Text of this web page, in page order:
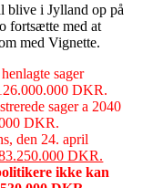
blive i Jylland op på
fortsættemed at
med Vignette.
sager
DKR.
sager a 2040
DKR.
den 24. april
DKR.
ikke kan